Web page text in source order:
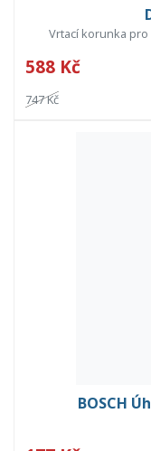
Vrtací korunka
588 Kč
747 Kč
BOSCH